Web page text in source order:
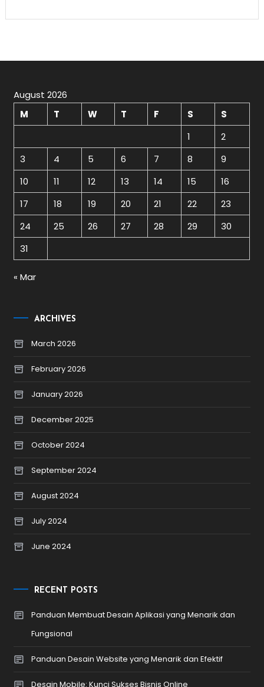
August 2026
M
T W T F S
S
1
2
3
4 5 6 7 8
9
10
11 12 13 14 15
16
17
18 19 20 21 22
23
24
25 26 27 28 29
30
31
« Mar
ARCHIVES
March 2026
February 2026
January 2026
December 2025
October 2024
September 2024
August 2024
July 2024
June 2024
RECENT POSTS
Panduan Membuat Desain Aplikasi yang Menarik dan
Fungsional
Panduan Desain Website yang Menarik dan Efektif
Desain Mobile: Kunci Sukses Bisnis Online